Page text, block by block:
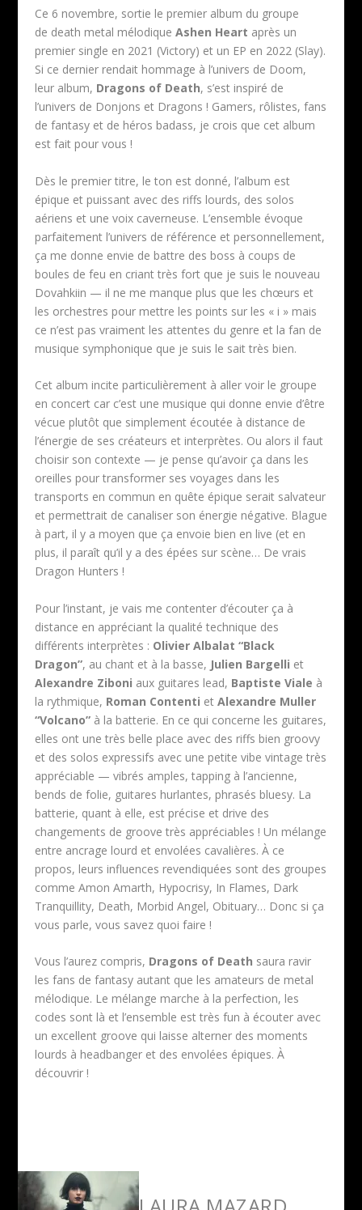
Ce 6 novembre, sortie le premier album du groupe
de death metal mélodique Ashen Heart après un
premier single en 2021 (Victory) et un EP en 2022 (Slay).
Si ce dernier rendait hommage à l’univers de Doom,
leur album, Dragons of Death, s’est inspiré de
l’univers de Donjons et Dragons ! Gamers, rôlistes, fans
de fantasy et de héros badass, je crois que cet album
est fait pour vous !
Dès le premier titre, le ton est donné, l’album est
épique et puissant avec des riffs lourds, des solos
aériens et une voix caverneuse. L’ensemble évoque
parfaitement l’univers de référence et personnellement,
ça me donne envie de battre des boss à coups de
boules de feu en criant très fort que je suis le nouveau
Dovahkiin — il ne me manque plus que les chœurs et
les orchestres pour mettre les points sur les « i » mais
ce n’est pas vraiment les attentes du genre et la fan de
musique symphonique que je suis le sait très bien.
Cet album incite particulièrement à aller voir le groupe
en concert car c’est une musique qui donne envie d’être
vécue plutôt que simplement écoutée à distance de
l’énergie de ses créateurs et interprètes. Ou alors il faut
choisir son contexte — je pense qu’avoir ça dans les
oreilles pour transformer ses voyages dans les
transports en commun en quête épique serait salvateur
et permettrait de canaliser son énergie négative. Blague
à part, il y a moyen que ça envoie bien en live (et en
plus, il paraît qu’il y a des épées sur scène… De vrais
Dragon Hunters !
Pour l’instant, je vais me contenter d’écouter ça à
distance en appréciant la qualité technique des
différents interprètes : Olivier Albalat “Black
Dragon”, au chant et à la basse, Julien Bargelli et
Alexandre Ziboni aux guitares lead, Baptiste Viale à
la rythmique, Roman Contenti et Alexandre Muller
“Volcano”à la batterie. En ce qui concerne les guitares,
elles ont une très belle place avec des riffs bien groovy
et des solos expressifs avec une petite vibe vintage très
appréciable — vibrés amples, tapping à l’ancienne,
bends de folie, guitares hurlantes, phrasés bluesy. La
batterie, quant à elle, est précise et drive des
changements de groove très appréciables ! Un mélange
entre ancrage lourd et envolées cavalières. À ce
propos, leurs influences revendiquées sont des groupes
comme Amon Amarth, Hypocrisy, In Flames,​ ​Dark
Tranquillity, Death, Morbid Angel, Obituary… Donc si ça
vous parle, vous savez quoi faire !
Vous l’aurez compris, Dragons of Death saura ravir
les fans de fantasy autant que les amateurs de metal
mélodique. Le mélange marche à la perfection, les
codes sont là et l’ensemble est très fun à écouter avec
un excellent groove qui laisse alterner des moments
lourds à headbanger et des envolées épiques. À
découvrir !